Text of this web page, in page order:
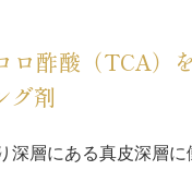
ロ酢酸（TCA）
グ剤
深層にある真皮深層